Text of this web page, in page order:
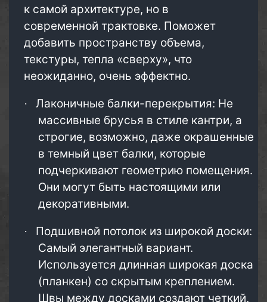
к самой архитектуре, но в
современной трактовке. Поможет
добавить пространству объема,
текстуры, тепла «сверху», что
неожиданно, очень эффектно.
·
Лаконичные балки-перекрытия: Не
массивные брусья в стиле кантри, а
строгие, возможно, даже окрашенные
в темный цвет балки, которые
подчеркивают геометрию помещения.
Они могут быть настоящими или
декоративными.
·
Подшивной потолок из широкой доски:
Самый элегантный вариант.
Используется длинная широкая доска
(планкен) со скрытым креплением.
Швы между досками создают четкий,